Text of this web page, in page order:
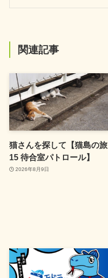
関連記事
猫さんを探して【猫島の旅
15 待合室パトロール】
2026年8月9日